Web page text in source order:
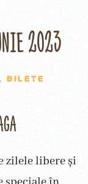
2023
, BILETE
zilele libere și